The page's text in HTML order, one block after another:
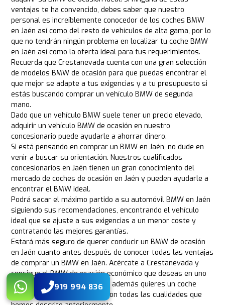
ventajas te ha convencido, debes saber que nuestro
personal es increíblemente conocedor de los coches BMW
en Jaén así como del resto de vehículos de alta gama, por lo
que no tendrán ningún problema en localizar tu coche BMW
en Jaén así como la oferta ideal para tus requerimientos.
Recuerda que Crestanevada cuenta con una gran selección
de modelos BMW de ocasión para que puedas encontrar el
que mejor se adapte a tus exigencias y a tu presupuesto si
estás buscando comprar un vehículo BMW de segunda
mano.
Dado que un vehículo BMW suele tener un precio elevado,
adquirir un vehículo BMW de ocasión en nuestro
concesionario puede ayudarle a ahorrar dinero.
Si está pensando en comprar un BMW en Jaén, no dude en
venir a buscar su orientación. Nuestros cualificados
concesionarios en Jaén tienen un gran conocimiento del
mercado de coches de ocasión en Jaén y pueden ayudarle a
encontrar el BMW ideal.
Podrá sacar el máximo partido a su automóvil BMW en Jaén
siguiendo sus recomendaciones, encontrando el vehículo
ideal que se ajuste a sus exigencias a un menor coste y
contratando las mejores garantías.
Estará más seguro de querer conducir un BMW de ocasión
en Jaén cuanto antes después de conocer todas las ventajas
de comprar un BMW en Jaén. Acércate a Crestanevada y
consigue el BMW de ocasión económico que deseas en uno
de nuestros concesionarios si además quieres un coche
premium de este fabricante con todas las cualidades que
919 994 836